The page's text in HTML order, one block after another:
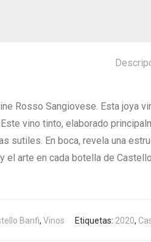
Rosso Sangiovese. Esta joya
vino tinto, elaborado
sutiles. En boca, revela una
el arte en cada botella de
Banfi, Vinos Etiquetas: 2020,